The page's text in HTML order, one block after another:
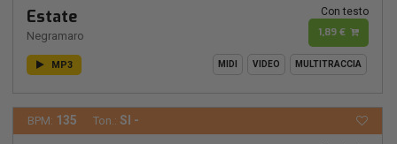
Estate
Negramaro
Con testo
1,89 €
MP3 MIDI VIDEO MULTITRACCIA
BPM: 135 Ton.: SI -